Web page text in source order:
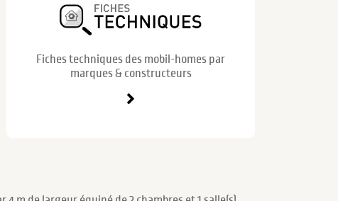
Fiches techniques des mobil-homes par
marques & constructeurs